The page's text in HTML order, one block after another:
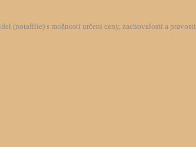
(notafilie) s možností určení ceny, zachovalosti a pravosti.